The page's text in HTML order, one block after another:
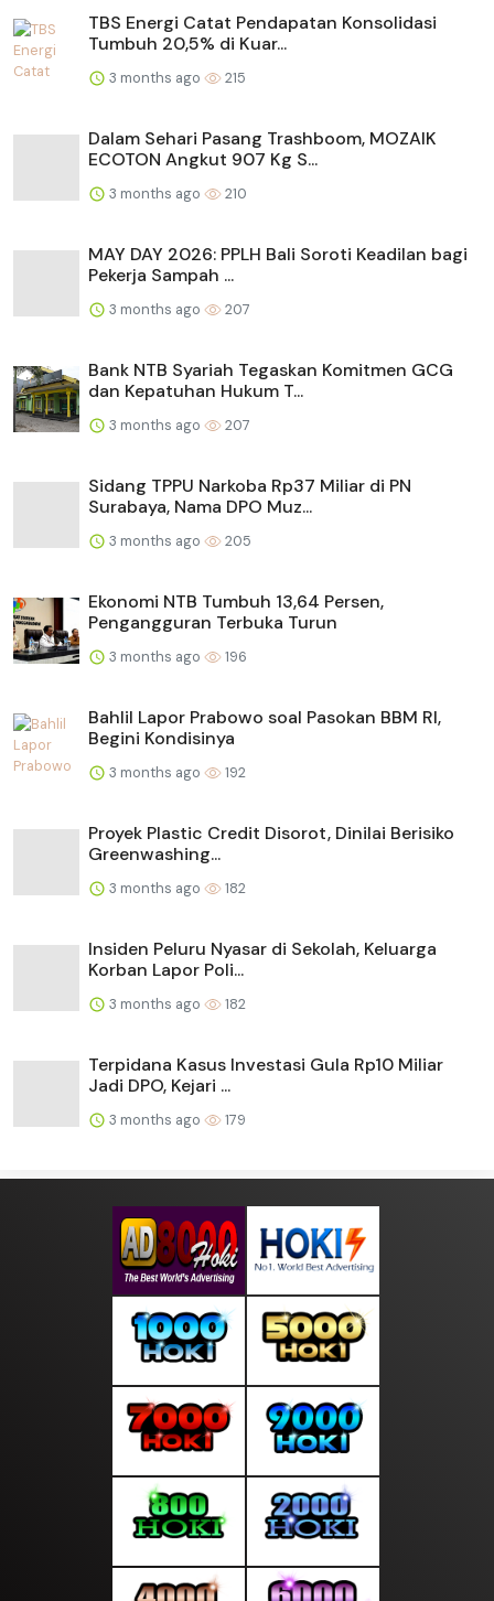
TBS Energi Catat Pendapatan Konsolidasi
Tumbuh 20,5% di Kuar...
3 months ago 215
Dalam Sehari Pasang Trashboom, MOZAIK
ECOTON Angkut 907 Kg S...
3 months ago 210
MAY DAY 2026: PPLH Bali Soroti Keadilan bagi
Pekerja Sampah ...
3 months ago 207
Bank NTB Syariah Tegaskan Komitmen GCG
dan Kepatuhan Hukum T...
3 months ago 207
Sidang TPPU Narkoba Rp37 Miliar di PN
Surabaya, Nama DPO Muz...
3 months ago 205
Ekonomi NTB Tumbuh 13,64 Persen,
Pengangguran Terbuka Turun
3 months ago 196
Bahlil Lapor Prabowo soal Pasokan BBM RI,
Begini Kondisinya
3 months ago 192
Proyek Plastic Credit Disorot, Dinilai Berisiko
Greenwashing...
3 months ago 182
Insiden Peluru Nyasar di Sekolah, Keluarga
Korban Lapor Poli...
3 months ago 182
Terpidana Kasus Investasi Gula Rp10 Miliar
Jadi DPO, Kejari ...
3 months ago 179